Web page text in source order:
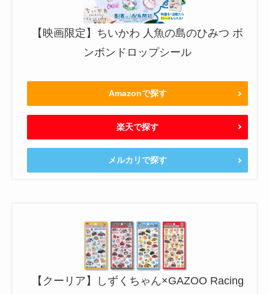
【映画限定】ちいかわ 人魚の島のひみつ ボ
ンボンドロップシール
Amazonで探す
楽天で探す
メルカリで探す
【クーリア】しずくちゃん×GAZOO Racing